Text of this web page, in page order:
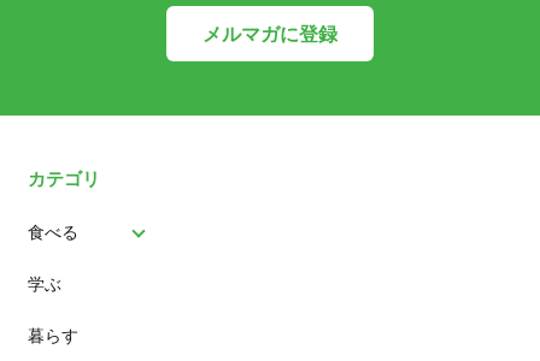
メルマガに登録
カテゴリ
食べる
パン
スイーツ
学ぶ
暮らす